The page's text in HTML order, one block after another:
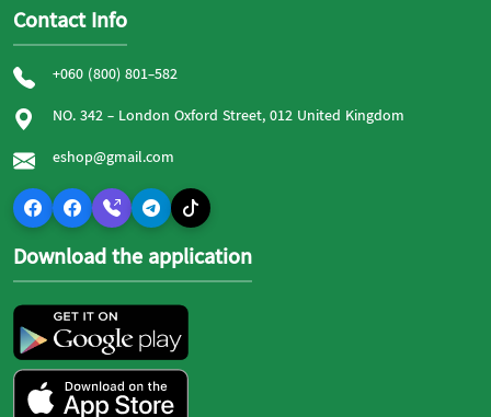
Contact Info
+060 (800) 801-582
NO. 342 - London Oxford Street, 012 United Kingdom
eshop@gmail.com
Download the application